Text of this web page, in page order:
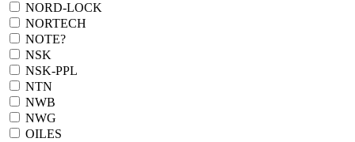
NORD-LOCK
NORTECH
NOTE?
NSK
NSK-PPL
NTN
NWB
NWG
OILES